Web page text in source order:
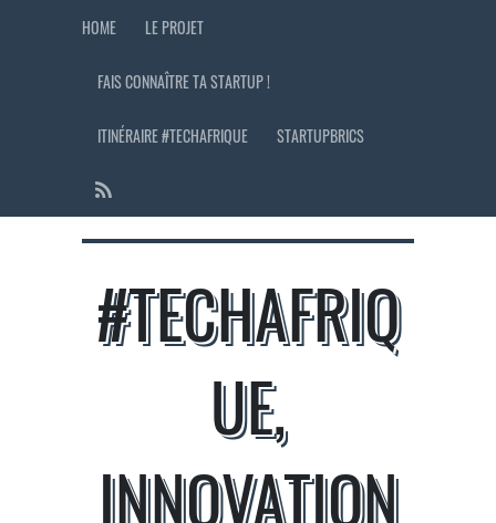
HOME LE PROJET
FAIS CONNAÎTRE TA STARTUP !
ITINÉRAIRE #TECHAFRIQUE STARTUPBRICS
#TECHAFRIQ
UE,
INNOVATION